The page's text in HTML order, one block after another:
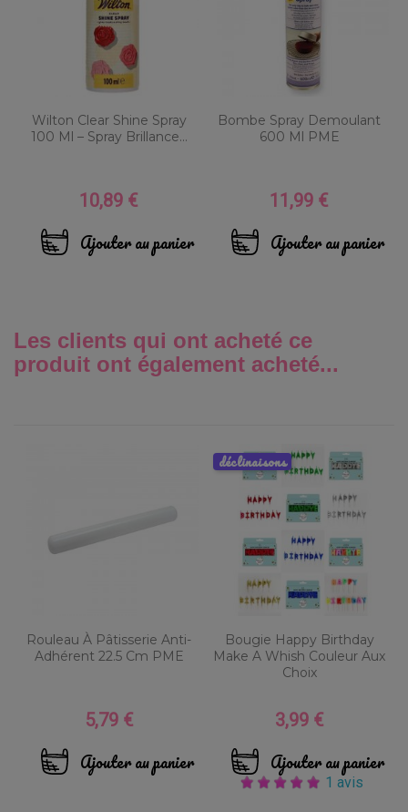
Wilton Clear Shine Spray
100 Ml – Spray Brillance...
Prix
10,89 €
Ajouter au panier
Bombe Spray Demoulant
600 Ml PME
Prix
11,99 €
Ajouter au panier
Les clients qui ont acheté ce
produit ont également acheté...
Rouleau À Pâtisserie Anti-
Adhérent 22.5 Cm PME
Prix
5,79 €
Ajouter au panier
Bougie Happy Birthday
Make A Whish Couleur Aux
Choix
Prix
3,99 €
Ajouter au panier
1 avis
déclinaisons